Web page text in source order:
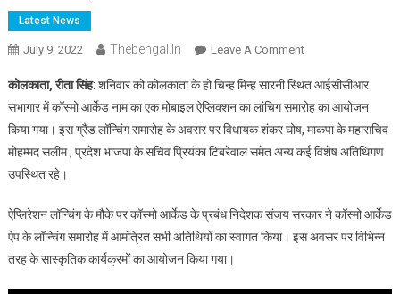
Latest News
July 9, 2022 Thebengal.in Leave A CommentOn
में
मोबाइल
ऐप
से
खरीदने
की
कोलकाता, रीता सिंह: शनिवार को कोलकाता के हो चिन्ह मिन्ह सारनी स्थित आईसीसीआर
सभागार में कॉस्मो आर्केड नाम का एक मोबाइल ऐप्लिक्शन का लांचिग समारोह का आयोजन
किया गया। इस ग्रैंड लॉन्चिंग समारोह के अवसर पर विधायक शंकर घोष, माकपा के महासचिव
मोहम्मद सलीम , प्रदेश भाजपा के सचिव प्रियंका टिबरेवाल समेत अन्य कई विशेष अतिथिगण
उपस्थित रहे।
ऐप्लिरेशन लॉन्चिंग के मौके पर कॉस्मो आर्केड के प्रबंध निदेशक संजय सरकार ने कॉस्मो आर्केड
ऐप के लॉन्चिंग समारोह में आमंत्रित सभी अतिथियों का स्वागत किया। इस अवसर पर विभिन्न
तरह के सास्कृतिक कार्यक्रमों का आयोजन किया गया।